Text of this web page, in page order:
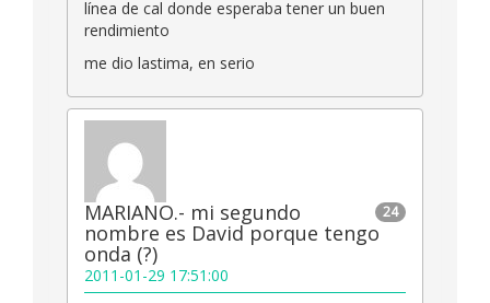
línea de cal donde esperaba tener un buen
rendimiento
me dio lastima, en serio
24
MARIANO.- mi segundo
nombre es David porque tengo
onda (?)
2011-01-29 17:51:00